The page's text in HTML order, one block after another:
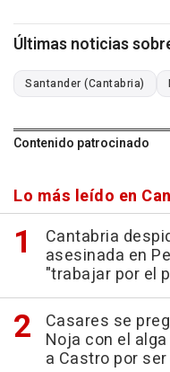
Últimas noticias
Santander (Cantabria)
Contenido patrocinado
Lo más leído en
Cantabria
asesinada en
"trabajar por el
Casares se
Noja con el
a Castro por ser